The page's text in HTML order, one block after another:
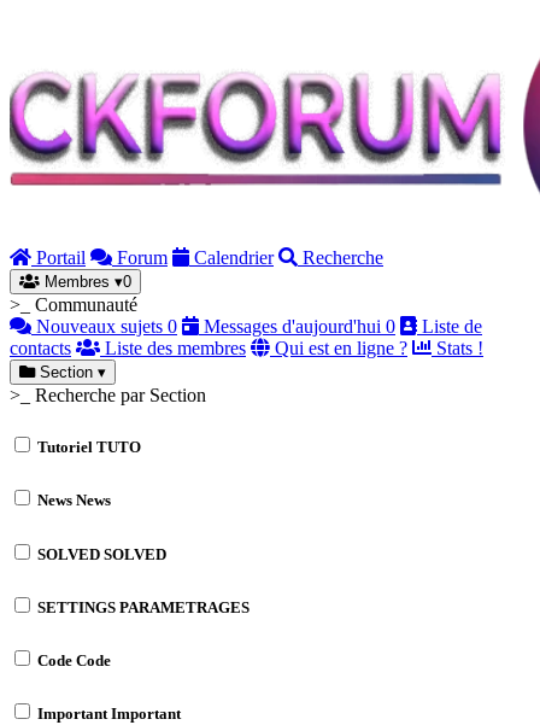
Portail Forum Calendrier Recherche
Membres ▾0
>_ Communauté
Nouveaux sujets 0 Messages d'aujourd'hui 0
Liste de
contacts
Liste des membres Qui est en ligne ? Stats !
Section ▾
>_ Recherche par Section
Tutoriel TUTO
News News
SOLVED SOLVED
SETTINGS PARAMETRAGES
Code Code
ImportantImportant